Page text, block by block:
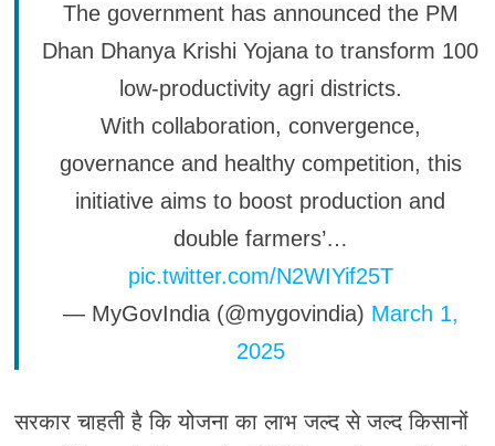
The government has announced the PM
Dhan Dhanya Krishi Yojana to transform 100
low-productivity agri districts.
With collaboration, convergence,
governance and healthy competition, this
initiative aims to boost production and
double farmers’…
pic.twitter.com/N2WIYif25T
— MyGovIndia (@mygovindia) March 1,
2025
सरकार चाहती है कि योजना का लाभ जल्द से जल्द किसानों